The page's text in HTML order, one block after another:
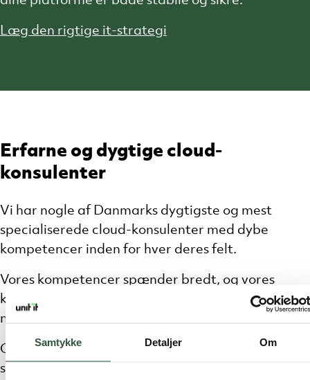
Samtykke Detaljer Om
Læg den rigtige it-strategi
Erfarne og dygtige cloud-
konsulenter
Vi har nogle af Danmarks dygtigste og mest
specialiserede cloud-konsulenter med dybe
kompetencer inden for hver deres felt.
Vores kompetencer spænder bredt, og vores
konsulenter holder sig altid opdaterede med de
nyeste certificeringer.
Gennem kontinuerlig uddannelse og sparring,
sikrer vi, at konsulenterne altid er opdaterede på